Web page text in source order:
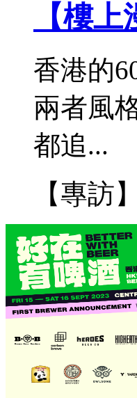
【樓
香港的
兩者風
都追...
【專訪】